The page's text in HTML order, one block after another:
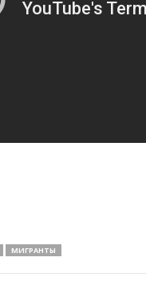
МИГРАНТЫ